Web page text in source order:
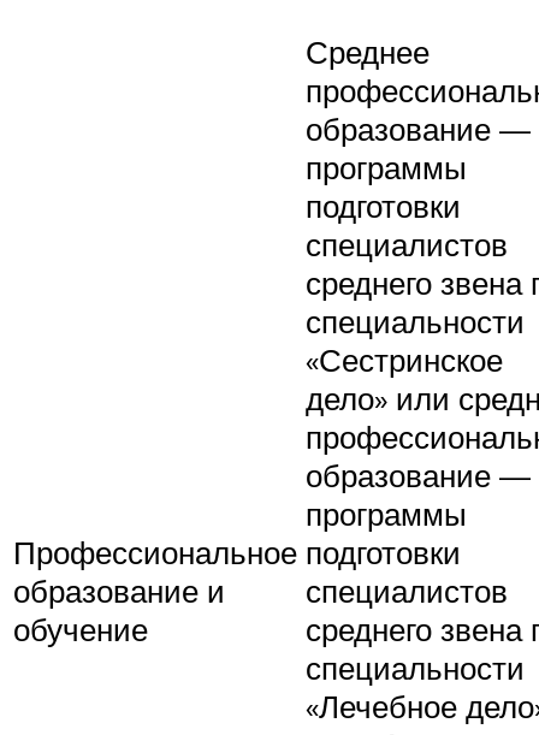
Профессиональное
образование и
обучение
Среднее
образование —
программы
подготовки
специалистов
среднего звена
специальности
«Сестринское
дело» или
образование —
программы
подготовки
специалистов
среднего звена
специальности
«Лечебное